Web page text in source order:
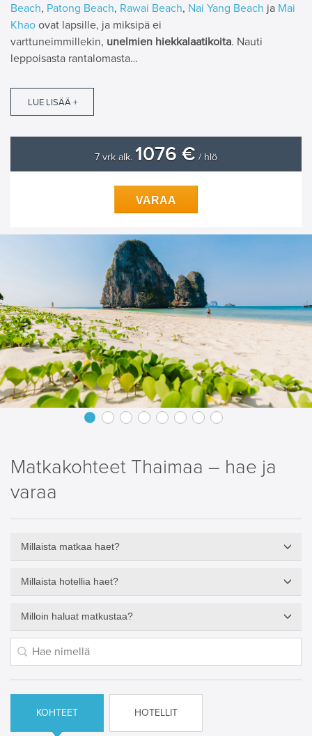
Beach, Patong Beach, Rawai Beach, Nai Yang Beach ja Mai
Khao ovat lapsille, ja miksipä ei
varttuneimmillekin, unelmien hiekkalaatikoita. Nauti
leppoisasta rantalomasta…
LUE LISÄÄ +
7 vrk alk. 1076 € / hlö
VARAA
Matkakohteet Thaimaa – hae ja
varaa
Millaista matkaa haet?
Millaista hotellia haet?
Milloin haluat matkustaa?
KOHTEET HOTELLIT